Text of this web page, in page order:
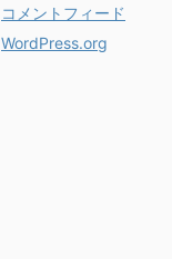
コメントフィード
WordPress.org